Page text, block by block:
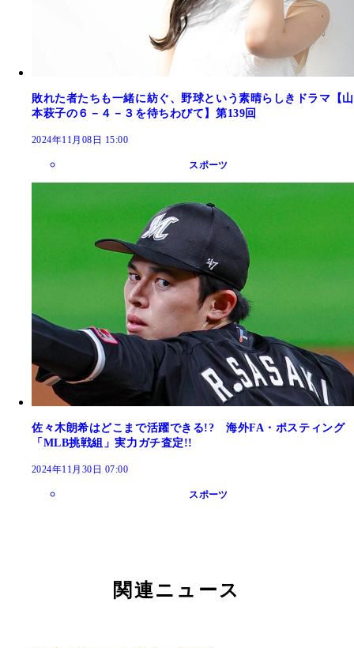
敗れた者たちも一緒に紡ぐ、野球という素晴らしきドラマ【山
本萩子の６－４－３を待ちわびて】第139回
2024年11月08日 15:00
スポーツ
佐々木朗希はどこまで活躍できる!? 海外FA・ポスティング
「MLB挑戦組」実力ガチ査定!!
2024年11月30日 07:00
スポーツ
関連ニュース